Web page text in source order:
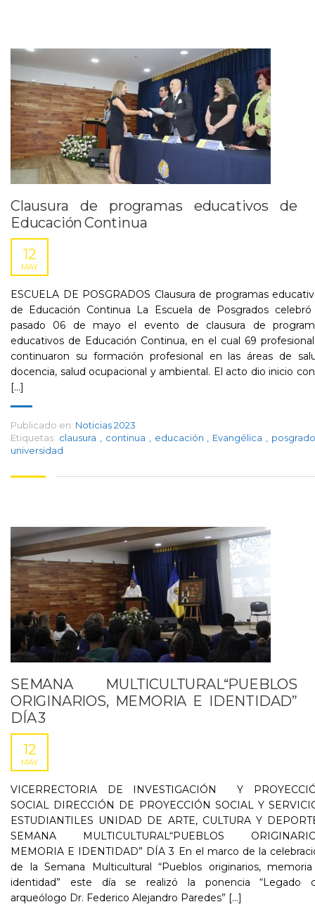
Clausura de programas educativos de
Educación Continua
12
MAY
ESCUELA DE POSGRADOS Clausura de programas
de Educación Continua La Escuela de Posgrados
pasado 06 de mayo el evento de clausura de
educativos de Educación Continua, en el cual 69
continuaron su formación profesional en las áreas de
docencia, salud ocupacional y ambiental. El acto dio inicio
[...]
Publicado en: Noticias 2023
Etiquetas: clausura continua educación Evangélica
universidad
SEMANA MULTICULTURAL“PUEBLOS
ORIGINARIOS, MEMORIA E IDENTIDAD”
DÍA 3
12
MAY
VICERRECTORIA DE INVESTIGACIÓN Y
SOCIAL DIRECCIÓN DE PROYECCIÓN SOCIAL Y
ESTUDIANTILES UNIDAD DE ARTE, CULTURA Y
SEMANA MULTICULTURAL“PUEBLOS
MEMORIA E IDENTIDAD” DÍA 3 En el marco de la
de la Semana Multicultural “Pueblos originarios,
identidad” este día se realizó la ponencia “Legado
arqueólogo Dr. Federico Alejandro Paredes” [...]